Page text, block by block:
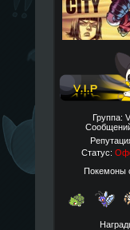
Группа:
Статус:
Покемоны